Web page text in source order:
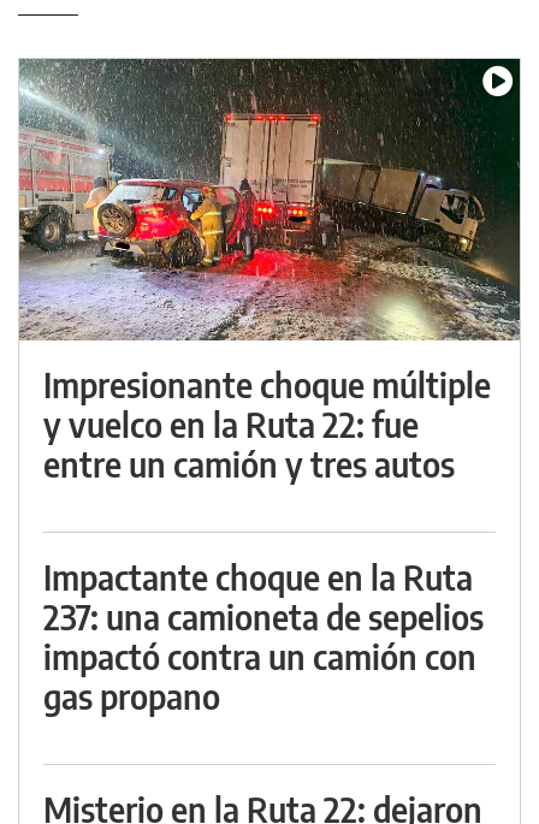
Impresionante choque múltiple
y vuelco en la Ruta 22: fue
entre un camión y tres autos
Impactante choque en la Ruta
237: una camioneta de sepelios
impactó contra un camión con
gas propano
Misterio en la Ruta 22: dejaron